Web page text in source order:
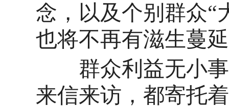
念，以及个别群众“
也将不再有滋生蔓
群众利益无小事
来信来访，都寄托